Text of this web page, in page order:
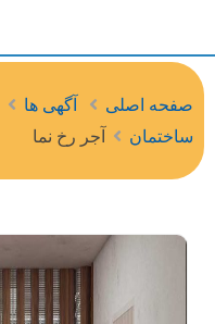
صفحه اصلی آگهی ها
ساختمان
آجر رخ نما